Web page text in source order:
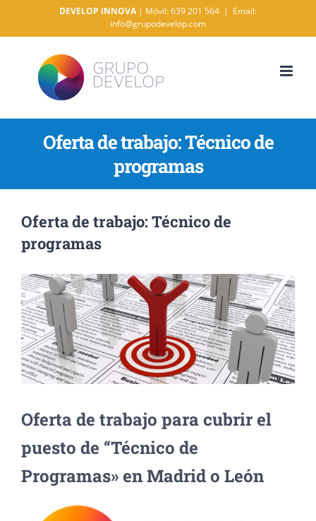
al
contenido
DEVELOP INNOVA| Móvil: 639 201 564 | Email:
info@grupodevelop.com
Oferta de trabajo: Técnico de
programas
Oferta de trabajo: Técnico de
programas
Ver
imagen
más
grande
Oferta de trabajo para cubrir el
puesto de “Técnico de
Programas» en Madrid o León